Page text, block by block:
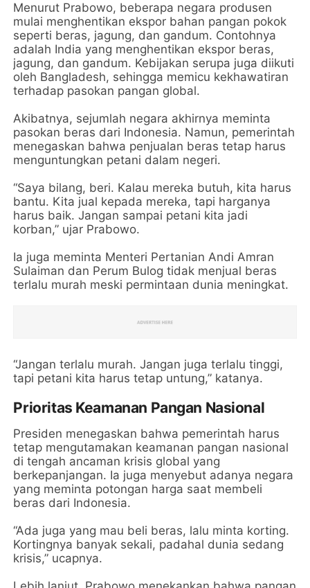
Menurut Prabowo, beberapa negara produsen
mulai menghentikan ekspor bahan pangan pokok
seperti beras, jagung, dan gandum. Contohnya
adalah India yang menghentikan ekspor beras,
jagung, dan gandum. Kebijakan serupa juga diikuti
oleh Bangladesh, sehingga memicu kekhawatiran
terhadap pasokan pangan global.
Akibatnya, sejumlah negara akhirnya meminta
pasokan beras dari Indonesia. Namun, pemerintah
menegaskan bahwa penjualan beras tetap harus
menguntungkan petani dalam negeri.
“Saya bilang, beri. Kalau mereka butuh, kita harus
bantu. Kita jual kepada mereka, tapi harganya
harus baik. Jangan sampai petani kita jadi
korban,” ujar Prabowo.
Ia juga meminta Menteri Pertanian Andi Amran
Sulaiman dan Perum Bulog tidak menjual beras
terlalu murah meski permintaan dunia meningkat.
“Jangan terlalu murah. Jangan juga terlalu tinggi,
tapi petani kita harus tetap untung,” katanya.
Prioritas Keamanan Pangan Nasional
Presiden menegaskan bahwa pemerintah harus
tetap mengutamakan keamanan pangan nasional
di tengah ancaman krisis global yang
berkepanjangan. Ia juga menyebut adanya negara
yang meminta potongan harga saat membeli
beras dari Indonesia.
“Ada juga yang mau beli beras, lalu minta korting.
Kortingnya banyak sekali, padahal dunia sedang
krisis,” ucapnya.